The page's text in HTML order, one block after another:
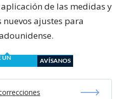
de las medidas y
nuevos ajustes para
UN
AVÍSANOS